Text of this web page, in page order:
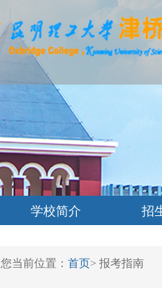
学校简介 招
您当前位置： 首页> 报考指南